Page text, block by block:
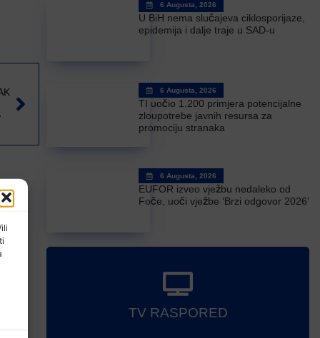
ideja
6 Augusta, 2026
U BiH nema slučajeva ciklosporijaze,
epidemija i dalje traje u SAD-u
6 Augusta, 2026
TI uočio 1.200 primjera potencijalne
zloupotrebe javnih resursa za
promociju stranaka
6 Augusta, 2026
EUFOR izveo vježbu nedaleko od
Foče, uoči vježbe ‘Brzi odgovor 2026’
TV RASPORED